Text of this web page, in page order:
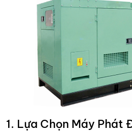
1. Lựa Chọn Máy Phát